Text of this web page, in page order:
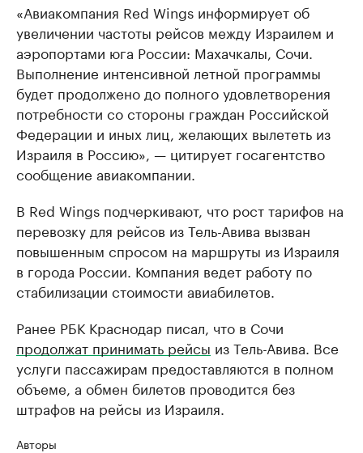
«Авиакомпания Red Wings информирует об
увеличении частоты рейсов между Израилем и
аэропортами юга России: Махачкалы, Сочи.
Выполнение интенсивной летной программы
будет продолжено до полного удовлетворения
потребности со стороны граждан Российской
Федерации и иных лиц, желающих вылететь из
Израиля в Россию», — цитирует госагентство
сообщение авиакомпании.
В Red Wings подчеркивают, что рост тарифов на
перевозку для рейсов из Тель-Авива вызван
повышенным спросом на маршруты из Израиля
в города России. Компания ведет работу по
стабилизации стоимости авиабилетов.
Ранее РБК Краснодар писал, что в Сочи
продолжат принимать рейсы из Тель-Авива. Все
услуги пассажирам предоставляются в полном
объеме, а обмен билетов проводится без
штрафов на рейсы из Израиля.
Авторы